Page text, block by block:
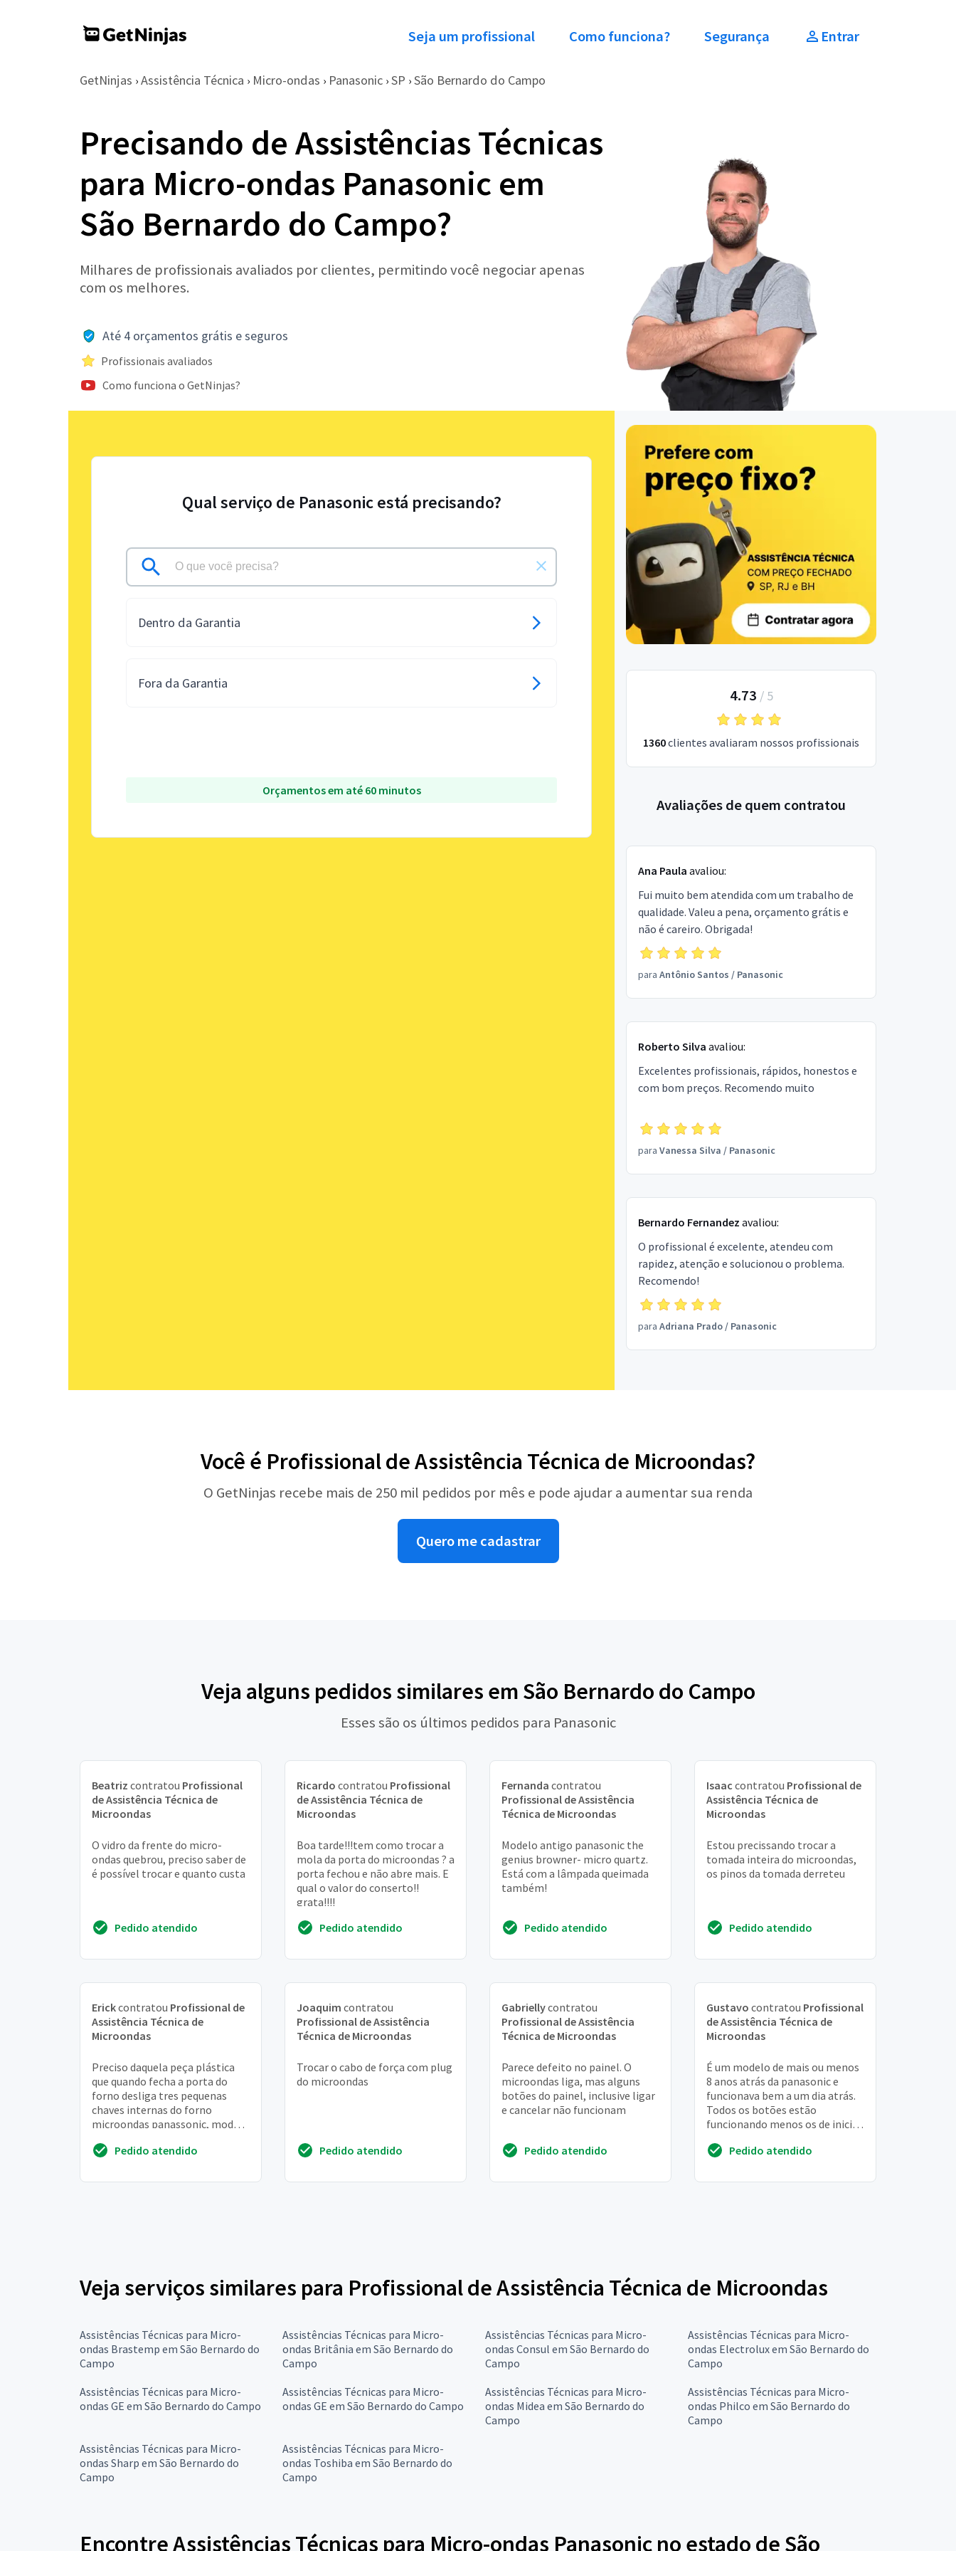
Seja um profissional Como funciona? Segurança Entrar
GetNinjas › Assistência Técnica › Micro-ondas › Panasonic › SP › São Bernardo do Campo
Precisando de Assistências Técnicas
para Micro-ondas Panasonic em
São Bernardo do Campo?
Milhares de profissionais avaliados por clientes, permitindo você negociar apenas
com os melhores.
Até 4 orçamentos grátis e seguros
Profissionais avaliados
Como funciona o GetNinjas?
Qual serviço de Panasonic está precisando?
Dentro da Garantia
Fora da Garantia
Orçamentos em até 60 minutos
4.73 / 5
1360clientes avaliaram nossos profissionais
Avaliações de quem contratou
Ana Paula avaliou:
Fui muito bem atendida com um trabalho de
qualidade. Valeu a pena, orçamento grátis e
não é careiro. Obrigada!
para Antônio Santos / Panasonic
Roberto Silva avaliou:
Excelentes profissionais, rápidos, honestos e
com bom preços. Recomendo muito
para Vanessa Silva / Panasonic
Bernardo Fernandez avaliou:
O profissional é excelente, atendeu com
rapidez, atenção e solucionou o problema.
Recomendo!
para Adriana Prado/ Panasonic
Você é Profissional de Assistência Técnica de Microondas?
O GetNinjas recebe mais de 250 mil pedidos por mês e pode ajudar a aumentar sua renda
Quero me cadastrar
Veja alguns pedidos similares em São Bernardo do Campo
Esses são os últimos pedidos para Panasonic
Beatriz contratou Profissional
de Assistência Técnica de
Microondas
O vidro da frente do micro-
ondas quebrou, preciso saber de
é possível trocar e quanto custa
Pedido atendido
Ricardo contratou Profissional
de Assistência Técnica de
Microondas
Boa tarde!!!tem como trocar a
mola da porta do microondas ? a
porta fechou e não abre mais. E
qual o valor do conserto!!
grata!!!!
Pedido atendido
Fernanda contratou
Profissional de Assistência
Técnica de Microondas
Modelo antigo panasonic the
genius browner- micro quartz.
Está com a lâmpada queimada
também!
Pedido atendido
Isaac contratou Profissional de
Assistência Técnica de
Microondas
Estou precissando trocar a
tomada inteira do microondas,
os pinos da tomada derreteu
Pedido atendido
Erickcontratou Profissional de
Assistência Técnica de
Microondas
Preciso daquela peça plástica
que quando fecha a porta do
forno desliga tres pequenas
chaves internas do forno
microondas panassonic, modelo
uso Pedido atendido
Joaquim contratou
Profissional de Assistência
Técnica de Microondas
Trocar o cabo de força com plug
do microondas
Pedido atendido
Gabriellycontratou
Profissional de Assistência
Técnica de Microondas
Parece defeito no painel. O
microondas liga, mas alguns
botões do painel, inclusive ligar
e cancelar não funcionam
Pedido atendido
Gustavo contratou Profissional
de Assistência Técnica de
Microondas
É um modelo de mais ou menos
8 anos atrás da panasonic e
funcionava bem a um dia atrás.
Todos os botões estão
funcionando menos os de iniciar
certo se é pro...
Pedido atendido
Veja serviços similares para Profissional de Assistência Técnica de Microondas
Assistências Técnicas para Micro-
ondas Brastemp em São Bernardo do
Campo
Assistências Técnicas para Micro-
ondas Britânia em São Bernardo do
Campo
Assistências Técnicas para Micro-
ondas Consul em São Bernardo do
Campo
Assistências Técnicas para Micro-
ondas Electrolux em São Bernardo do
Campo
Assistências Técnicas para Micro-
ondas GE em São Bernardo do Campo
Assistências Técnicas para Micro-
ondas GE em São Bernardo do Campo
Assistências Técnicas para Micro-
ondas Midea em São Bernardo do
Campo
Assistências Técnicas para Micro-
ondas Philco em São Bernardo do
Campo
Assistências Técnicas para Micro-
ondas Sharp em São Bernardo do
Campo
Assistências Técnicas para Micro-
ondas Toshiba em São Bernardo do
Campo
Encontre Assistências Técnicas para Micro-ondas Panasonic no estado de São